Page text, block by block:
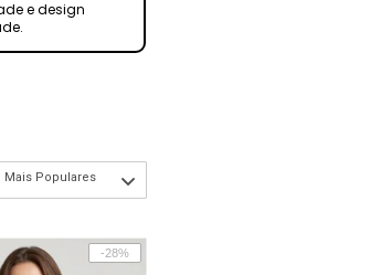
e design
Mais Populares
-28%